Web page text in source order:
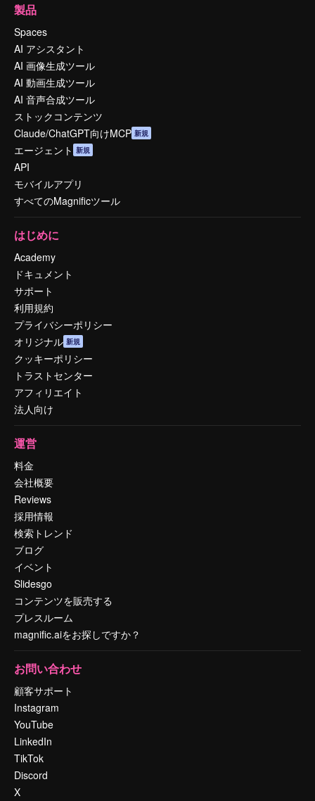
製品
Spaces
AI アシスタント
AI 画像生成ツール
AI 動画生成ツール
AI 音声合成ツール
ストックコンテンツ
Claude/ChatGPT向けMCP 新規
エージェント 新規
API
モバイルアプリ
すべてのMagnificツール
はじめに
Academy
ドキュメント
サポート
利用規約
プライバシーポリシー
オリジナル 新規
クッキーポリシー
トラストセンター
アフィリエイト
法人向け
運営
料金
会社概要
Reviews
採用情報
検索トレンド
ブログ
イベント
Slidesgo
コンテンツを販売する
プレスルーム
magnific.aiをお探しですか？
お問い合わせ
顧客サポート
Instagram
YouTube
LinkedIn
TikTok
Discord
X